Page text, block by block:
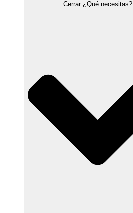
Cerrar ¿Qué necesitas?